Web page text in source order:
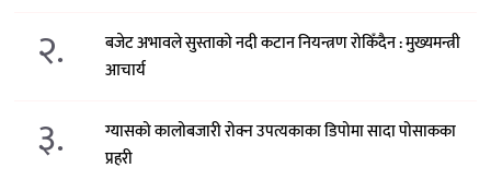
२.
बजेट अभावले सुस्ताको नदी कटान नियन्त्रण रोकिँदैन : मुख्यमन्त्री
आचार्य
३.
ग्यासको कालोबजारी रोक्न उपत्यकाका डिपोमा सादा पोसाकका
प्रहरी